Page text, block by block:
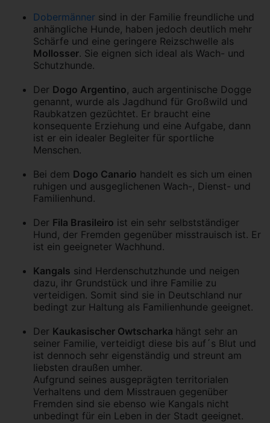
Dobermänner sind in der Familie freundliche und
anhängliche Hunde, haben jedoch deutlich mehr
Schärfe und eine geringere Reizschwelle als
Mollosser. Sie eignen sich ideal als Wach- und
Schutzhunde.
Der Dogo Argentino, auch argentinische Dogge
genannt, wurde als Jagdhund für Großwild und
Raubkatzen gezüchtet. Er braucht eine
konsequente Erziehung und eine Aufgabe, dann
ist er ein idealer Begleiter für sportliche
Menschen.
Bei dem Dogo Canario handelt es sich um einen
ruhigen und ausgeglichenen Wach-, Dienst- und
Familienhund.
Der Fila Brasileiro ist ein sehr selbstständiger
Hund, der Fremden gegenüber misstrauisch ist. Er
ist ein geeigneter Wachhund.
Kangals sind Herdenschutzhunde und neigen
dazu, ihr Grundstück und ihre Familie zu
verteidigen. Somit sind sie in Deutschland nur
bedingt zur Haltung als Familienhunde geeignet.
Der Kaukasischer Owtscharka hängt sehr an
seiner Familie, verteidigt diese bis auf´s Blut und
ist dennoch sehr eigenständig und streunt am
liebsten draußen umher.
Aufgrund seines ausgeprägten territorialen
Verhaltens und dem Misstrauen gegenüber
Fremden sind sie ebenso wie Kangals nicht
unbedingt für ein Leben in der Stadt geeignet.